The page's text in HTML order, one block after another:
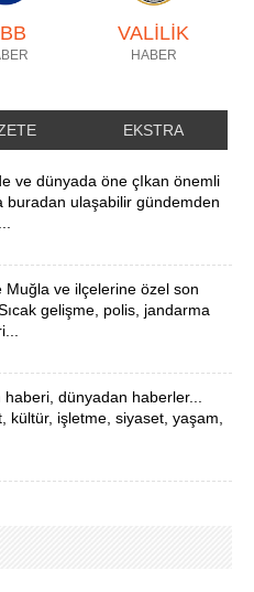
VALİLİK
HABER
EKSTRA
ve dünyada öne çIkan önemli
buradan ulaşabilir gündemden
ve ilçelerine özel son
gelişme, polis, jandarma
haberi, dünyadan haberler...
kültür, işletme, siyaset, yaşam,